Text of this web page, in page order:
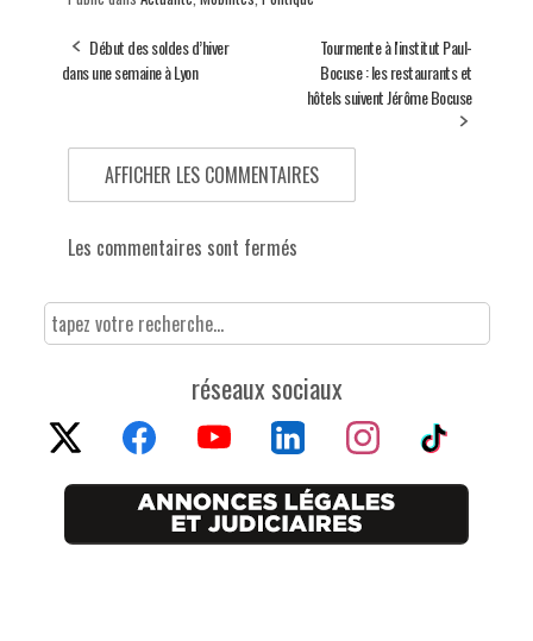
Début des soldes d’hiver
dans une semaine à Lyon
Tourmente à l'institut Paul-
Bocuse : les restaurants et
hôtels suivent Jérôme Bocuse
AFFICHER LES COMMENTAIRES
Les commentaires sont fermés
réseaux sociaux